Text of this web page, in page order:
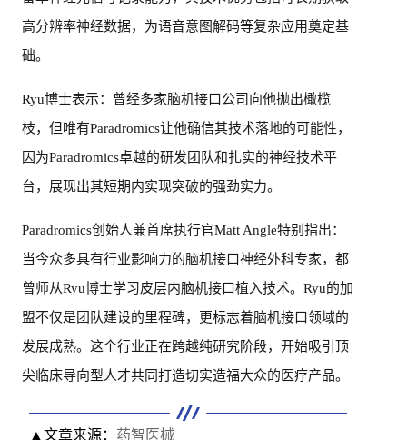
高分辨率神经数据，为语音意图解码等复杂应用奠定基
础。
Ryu博士表示：曾经多家脑机接口公司向他抛出橄榄
枝，但唯有Paradromics让他确信其技术落地的可能性，
因为Paradromics卓越的研发团队和扎实的神经技术平
台，展现出其短期内实现突破的强劲实力。
Paradromics创始人兼首席执行官Matt Angle特别指出：
当今众多具有行业影响力的脑机接口神经外科专家，都
曾师从Ryu博士学习皮层内脑机接口植入技术。Ryu的加
盟不仅是团队建设的里程碑，更标志着脑机接口领域的
发展成熟。这个行业正在跨越纯研究阶段，开始吸引顶
尖临床导向型人才共同打造切实造福大众的医疗产品。
▲文章来源： 药智医械